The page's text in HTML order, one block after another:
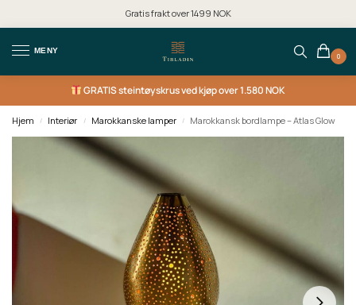
Gratis frakt over 1499 NOK
MENY
0
GRATISsteintøyskrus ved kjøp over 1.580 NOK
Hjem / Interiør / Marokkanske lamper / Marokkansk bordlampe – Atlas Glow